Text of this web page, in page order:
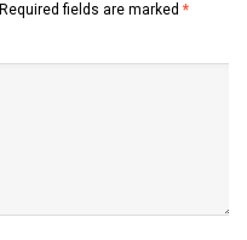
Required fields are marked *